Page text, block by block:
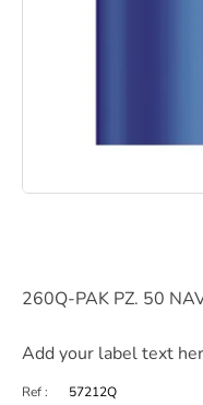
260Q-PAK PZ. 50
Add your label text
Ref :
57212Q